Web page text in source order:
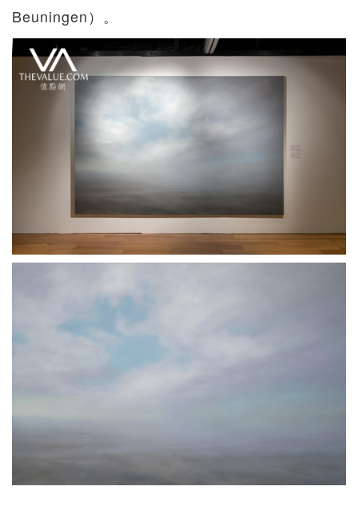
Beuningen）。